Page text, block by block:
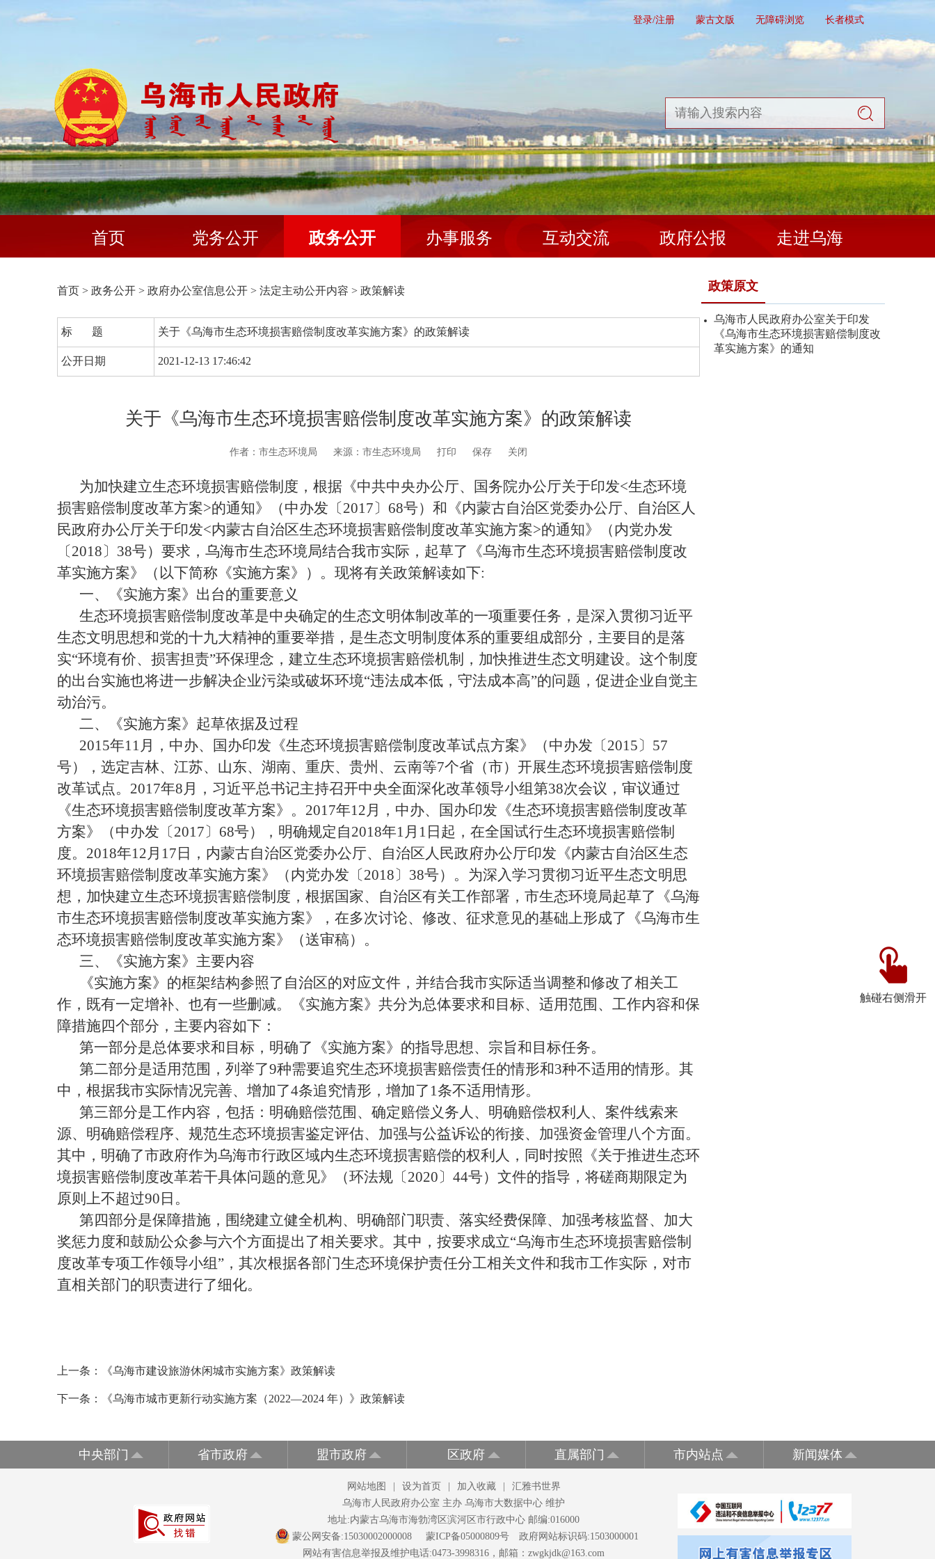
登录/注册 蒙古文版 无障碍浏览 长者模式
首页 党务公开 政务公开 办事服务 互动交流 政府公报 走进乌海
触碰右侧滑开
首页 > 政务公开 > 政府办公室信息公开 > 法定主动公开内容 > 政策解读
标 题 关于《乌海市生态环境损害赔偿制度改革实施方案》的政策解读
公开日期 2021-12-13 17:46:42
关于《乌海市生态环境损害赔偿制度改革实施方案》的政策解读
作者：市生态环境局 来源：市生态环境局 打印 保存 关闭
为加快建立生态环境损害赔偿制度，根据《中共中央办公厅、国务院办公厅关于印发<生态环境
损害赔偿制度改革方案>的通知》（中办发〔2017〕 68号）和《内蒙古自治区党委办公厅、自治区人
民政府办公厅关于印发<内蒙古自治区生态环境损害赔偿制度改革实施方案>的通知》（内党办发
〔2018〕 38号）要求，乌海市生态环境局结合我市实际，起草了《乌海市生态环境损害赔偿制度改
革实施方案》（以下简称《实施方案》）。现将有关政策解读如下:
一、《实施方案》出台的重要意义
生态环境损害赔偿制度改革是中央确定的生态文明体制改革的一项重要任务，是深入贯彻习近平
生态文明思想和党的十九大精神的重要举措，是生态文明制度体系的重要组成部分，主要目的是落
实“环境有价、损害担责”环保理念，建立生态环境损害赔偿机制，加快推进生态文明建设。这个制度
的出台实施也将进一步解决企业污染或破坏环境“违法成本低，守法成本高”的问题，促进企业自觉主
动治污。
二、《实施方案》起草依据及过程
2015年11月，中办、国办印发《生态环境损害赔偿制度改革试点方案》（中办发〔2015〕 57
号），选定吉林、江苏、山东、湖南、重庆、贵州、云南等7个省（市）开展生态环境损害赔偿制度
改革试点。 2017年8月，习近平总书记主持召开中央全面深化改革领导小组第38次会议，审议通过
《生态环境损害赔偿制度改革方案》。 2017年12月，中办、国办印发《生态环境损害赔偿制度改革
方案》（中办发〔2017〕 68号），明确规定自2018年1月 1 日起，在全国试行生态环境损害赔偿制
度。 2018年12月 17 日，内蒙古自治区党委办公厅、自治区人民政府办公厅印发《内蒙古自治区生态
环境损害赔偿制度改革实施方案》（内党办发〔2018〕 38号）。为深入学习贯彻习近平生态文明思
想，加快建立生态环境损害赔偿制度，根据国家、自治区有关工作部署，市生态环境局起草了《乌海
市生态环境损害赔偿制度改革实施方案》，在多次讨论、修改、征求意见的基础上形成了《乌海市生
态环境损害赔偿制度改革实施方案》（送审稿）。
三、《实施方案》主要内容
《实施方案》的框架结构参照了自治区的对应文件，并结合我市实际适当调整和修改了相关工
作，既有一定增补、也有一些删减。《实施方案》共分为总体要求和目标、适用范围、工作内容和保
障措施四个部分，主要内容如下：
第一部分是总体要求和目标，明确了《实施方案》的指导思想、宗旨和目标任务。
第二部分是适用范围，列举了9种需要追究生态环境损害赔偿责任的情形和3种不适用的情形。其
中，根据我市实际情况完善、增加了4条追究情形，增加了 1条不适用情形。
第三部分是工作内容，包括：明确赔偿范围、确定赔偿义务人、明确赔偿权利人、案件线索来
源、明确赔偿程序、规范生态环境损害鉴定评估、加强与公益诉讼的衔接、加强资金管理八个方面。
其中，明确了市政府作为乌海市行政区域内生态环境损害赔偿的权利人，同时按照《关于推进生态环
境损害赔偿制度改革若干具体问题的意见》（环法规〔2020〕 44号）文件的指导，将磋商期限定为
原则上不超过90 日。
第四部分是保障措施，围绕建立健全机构、明确部门职责、落实经费保障、加强考核监督、加大
奖惩力度和鼓励公众参与六个方面提出了相关要求。其中，按要求成立“乌海市生态环境损害赔偿制
度改革专项工作领导小组” ，其次根据各部门生态环境保护责任分工相关文件和我市工作实际，对市
直相关部门的职责进行了细化。
上一条： 《乌海市建设旅游休闲城市实施方案》政策解读
下一条： 《乌海市城市更新行动实施方案（2022—2024 年）》政策解读
政策原文
乌海市人民政府办公室关于印发
《乌海市生态环境损害赔偿制度改
革实施方案》的通知
中央部门 省市政府 盟市政府 区政府 直属部门 市内站点 新闻媒体
网站地图 设为首页 加入收藏
汇雅书世界
乌海市人民政府办公室 主办 乌海市大数据中心 维护
地址:内蒙古乌海市海勃湾区滨河区市行政中心 邮编:016000
蒙公网安备:15030002000008
蒙ICP备05000809号
政府网站标识码:1503000001
网站有害信息举报及维护电话:0473-3998316，邮箱：zwgkjdk@163.com